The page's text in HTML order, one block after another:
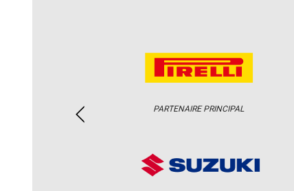
PARTENAIRE PRINCIPAL